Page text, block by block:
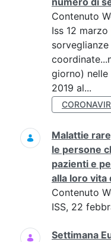
Contenuto
Iss 12 marzo
sorveglianze
giorno) nelle
2019 al...
Malattie
le persone
pazienti e
alla loro vita
Contenuto
ISS, 22
Settimana